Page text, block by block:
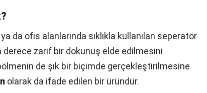
ya da ofis alanlarında sıklıkla kullanılan seperatör
zarif bir dokunuş elde edilmesini
de şık bir biçimde gerçekleştirilmesine
olarak da ifade edilen bir üründür.